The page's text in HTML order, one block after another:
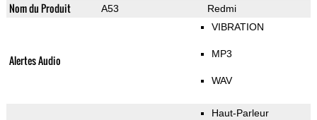
Nom du Produit A53 Redmi
Alertes Audio
VIBRATION
MP3
WAV
Haut-Parleur